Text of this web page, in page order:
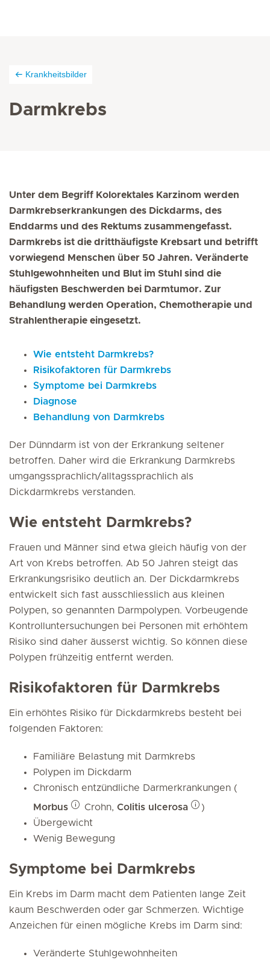
Krankheitsbilder
Darmkrebs
Unter dem Begriff Kolorektales Karzinom werden
Darmkrebserkrankungen des Dickdarms, des
Enddarms und des Rektums zusammengefasst.
Darmkrebs ist die dritthäufigste Krebsart und betrifft
vorwiegend Menschen über 50 Jahren. Veränderte
Stuhlgewohnheiten und Blut im Stuhl sind die
häufigsten Beschwerden bei Darmtumor. Zur
Behandlung werden Operation, Chemotherapie und
Strahlentherapie eingesetzt.
Wie entsteht Darmkrebs?
Risikofaktoren für Darmkrebs
Symptome bei Darmkrebs
Diagnose
Behandlung von Darmkrebs
Der Dünndarm ist von der Erkrankung seltener
betroffen. Daher wird die Erkrankung Darmkrebs
umgangssprachlich/alltagssprachlich als
Dickdarmkrebs verstanden.
Wie entsteht Darmkrebs?
Frauen und Männer sind etwa gleich häufig von der
Art von Krebs betroffen. Ab 50 Jahren steigt das
Erkrankungsrisiko deutlich an. Der Dickdarmkrebs
entwickelt sich fast ausschliesslich aus kleinen
Polypen, so genannten Darmpolypen. Vorbeugende
Kontrolluntersuchungen bei Personen mit erhöhtem
Risiko sind daher äusserst wichtig. So können diese
Polypen frühzeitig entfernt werden.
Risikofaktoren für Darmkrebs
Ein erhöhtes Risiko für Dickdarmkrebs besteht bei
folgenden Faktoren:
Familiäre Belastung mit Darmkrebs
Polypen im Dickdarm
Chronisch entzündliche Darmerkrankungen (
Morbus
Crohn, Colitis ulcerosa
)
Übergewicht
Wenig Bewegung
Symptome bei Darmkrebs
Ein Krebs im Darm macht dem Patienten lange Zeit
kaum Beschwerden oder gar Schmerzen. Wichtige
Anzeichen für einen mögliche Krebs im Darm sind:
Veränderte Stuhlgewohnheiten